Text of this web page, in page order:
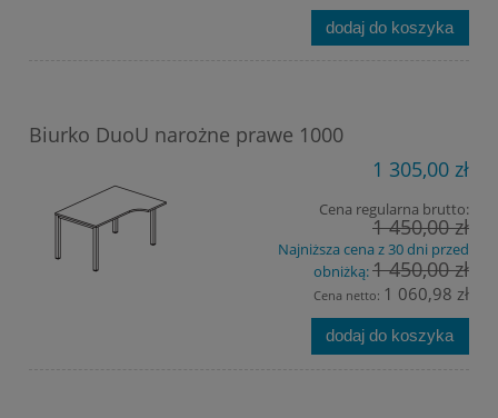
dodaj do koszyka
Biurko DuoU narożne prawe 1000
1 305,00 zł
Cena regularna brutto:
1 450,00 zł
Najniższa cena z 30 dni przed
obniżką:1 450,00 zł
Cena netto: 1 060,98 zł
dodaj do koszyka